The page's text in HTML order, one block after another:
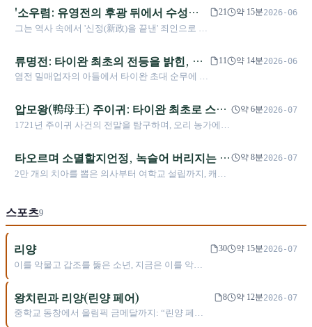
의 공과, 그의 관리 철학이 지닌 양면성, 그리고 이
역사가 타이완 사회에 남긴 복합적 흔적을 깊이
거래가 아니라 발명의 정의권을 둘러싼 초국적 힘
겨루기였다. 자이 푸쯔 출신의 이 기업가는 타이
완 전통 지쓰몐의 정신을 일본의 국민 음식으로
근본적으로 바꾸었다. 이 글은 일제하 타이완에서
시작된 그의 창업 출발점, 전후 투옥에서 얻은 깨
'소우렴: 유영전의 후광 뒤에서 수성을
맡은 인물, 그리고 타이베이 성도(省會)
그는 역사 속에서 '신정(新政)을 끝낸' 죄인으로 기
실무적인 재정의 문지기였는가? 유영전이 대규모
토목사업을 벌인 뒤를 이어, 소우렴은 극도로 궁
핍한 재정 속에서 타이베이에서 신주까지의 철도
타이베이에 정착시켰다. 또한 후대에 풀기 어려운
논쟁 하나를 남겼다. 수성이란 과연 퇴보인가, 아
21 약 15분2026-06
류명전: 타이완 최초의 전등을 밝힌, 권
력과 논쟁 속을 달린 근대화 선구자
염전 밀매업자의 아들에서 타이완 초대 순무에 이
도와 우편 제도를 추진했을 뿐 아니라 타이베이
성 안에 대청제국 최초의 전등을 밝혔다. 그러나
그의 ‘기륭 철수와 호미 지원’이라는 전략적 결정,
역시 역사의 긴 흐름 속에 깊은 논쟁과 그림자를
남겼다.
11 약 14분2026-06
압모왕(鴨母王) 주이귀: 타이완 최초로 스스
로 왕을 칭한 의기 지도자
1721년 주이귀 사건의 전말을 탐구하며, 오리 농가에서
통치 정책에 미친 심오한 영향을 살펴본다.
약 6분2026-07
타오르며 소멸할지언정, 녹슬어 버리지는 않
으리: 마해(George Leslie Mackay)와 그
2만 개의 치아를 뽑은 의사부터 여학교 설립까지, 캐나
새로 썼는가.
약 8분2026-07
스포츠9
리양
이를 악물고 갑조를 뚫은 소년, 지금은 이를 악물
금메달, 역사상 최연소 장관, 예금 3,401만, 부채
3,638만, 추가 지급된 천만 원 상금 전액 기부
30 약 15분2026-07
왕치린과 리양(린양 페어)
중학교 동창에서 올림픽 금메달까지: “린양 페
8 약 12분2026-07